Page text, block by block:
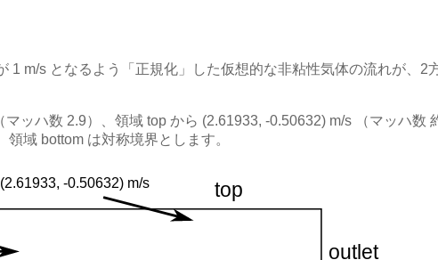
1 m/s となるよう「正規化」した仮想的な非粘性気体の流れが、
マッハ数 2.9）、領域 top から (2.61933, -0.50632) m/s （マッハ
域 bottom は対称境界とします。